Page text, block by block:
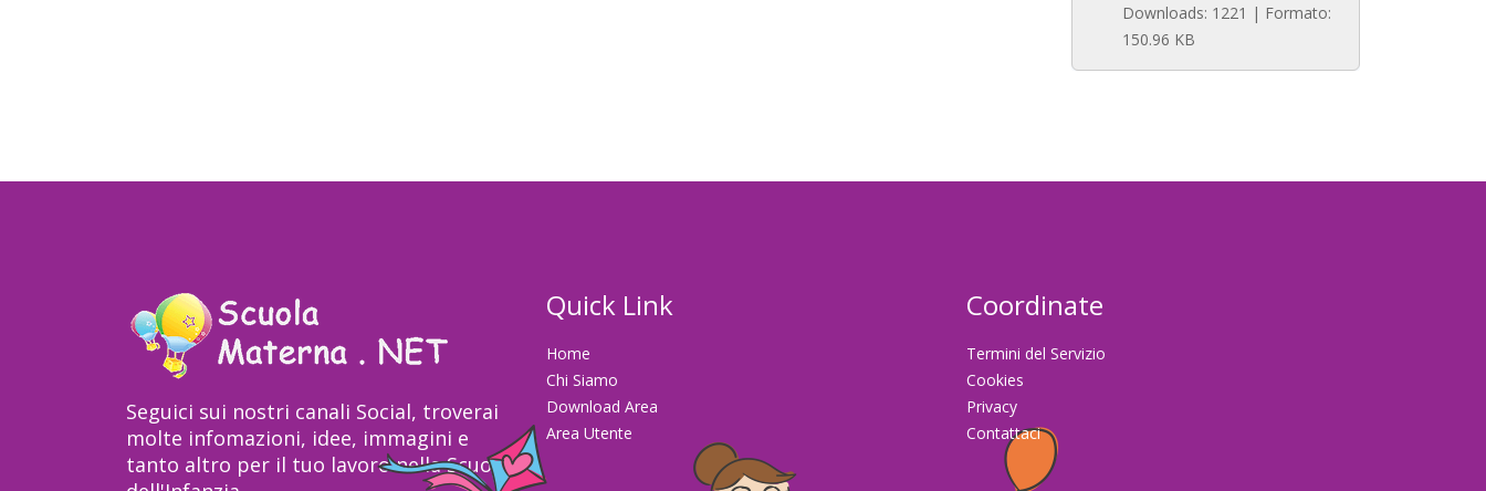
Downloads: 1221 | Formato:
150.96 KB
Seguici sui nostri canali Social, troverai
molte infomazioni, idee, immagini e
tanto altro per il tuo lavoro nella Scuola
Quick Link
Home
Chi Siamo
Download Area
Area Utente
Coordinate
Termini del Servizio
Cookies
Privacy
Contattaci